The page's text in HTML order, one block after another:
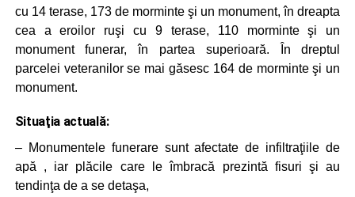
cu 14 terase, 173 de morminte şi un monument, în dreapta
cea a eroilor ruşi cu 9 terase, 110 morminte şi un
monument funerar, în partea superioară. În dreptul
parcelei veteranilor se mai găsesc 164 de morminte şi un
monument.
Situaţia actuală:
– Monumentele funerare sunt afectate de infiltraţiile de
apă , iar plăcile care le îmbracă prezintă fisuri şi au
tendinţa de a se detaşa,